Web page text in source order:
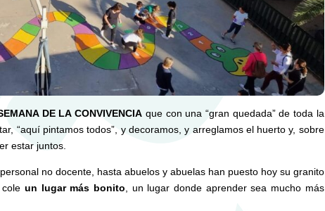
DE LA CONVIVENCIA que con una “gran quedada” de toda la
“aquí pintamos todos”, y decoramos, y arreglamos el huerto y, sobre
estar juntos.
no docente, hasta abuelos y abuelas han puesto hoy su granito
un lugar más bonito , un lugar donde aprender sea mucho más